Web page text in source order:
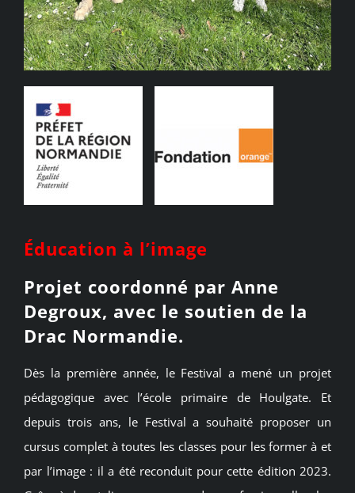
Éducation à l’image
Projet coordonné par Anne
Degroux, avec le soutien de la
Drac Normandie.
Dès la première année, le Festival a mené un projet
pédagogique avec l’école primaire de Houlgate. Et
depuis trois ans, le Festival a souhaité proposer un
cursus complet à toutes les classes pour les former à et
par l’image : il a été reconduit pour cette édition 2023.